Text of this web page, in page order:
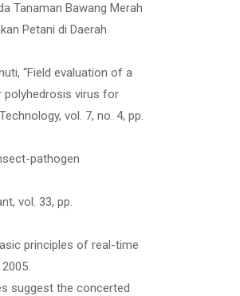
Tanaman Bawang Merah
Petani di Daerah
“Field evaluation of a
polyhedrosis virus for
vol. 7, no. 4, pp.
pathogen
vol. 33, pp.
principles of real-time
suggest the concerted